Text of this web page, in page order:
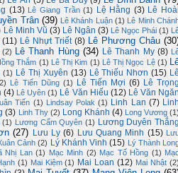
(13) Lê Giang Trần (1) Lệ Hằng (3) Lê
Trân (39) Lê Khánh Luận (1) Lê Minh
Lê Minh Vũ (3) Lê Ngân (3) Lê Ngọc Phái (1)
(11) Lê Nhựt Triết (8) Lê Phương Châu
(2) Lê Thanh Hùng (34) Lê Thanh My (8)
Thắm (1) Lê Thị Kim (1) Lê Thị Ngọc Lệ (1)
(1) Lê Thị Xuyên (13) Lê Thiếu Nhơn (15)
Lê Tiến Dũng (1) Lê Tiến Mợi (6) Lê
(4) Lê Uyên (1) Lê Văn Hiếu (12) Lê Văn
Tiến (1) Lindsay Polak (1) Linh Lan (7)
(3) Linh Thy (2) Long Khánh (4) Long Vương
(1) Lương Cẩm Quyên (1) Lương Duyên
(27) Lưu Ly (6) Lưu Quang Minh (15)
Cảnh (2) Lý Khánh Vinh (15) Lý Thành
Nhị Lan (1) Mạc Minh (2) Mạc Tố Hồng (1)
(1) Mai Kiệm (1) Mai Loan (12) Mai Nhật